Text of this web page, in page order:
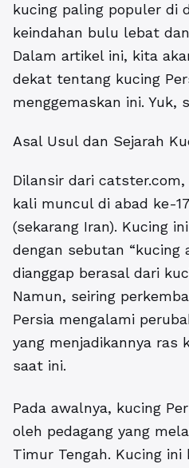
kucing paling populer di
keindahan bulu lebat
Dalam artikel ini, kita
dekat tentang kucing
menggemaskan ini. Yuk,
Asal Usul dan Sejarah
Dilansir dari
kali muncul di abad ke-
(sekarang Iran). Kucing
dengan sebutan “kucing
dianggap berasal dari
Namun, seiring
Persia mengalami
yang menjadikannya ras
saat ini.
Pada awalnya, kucing
oleh pedagang yang
Timur Tengah. Kucing ini